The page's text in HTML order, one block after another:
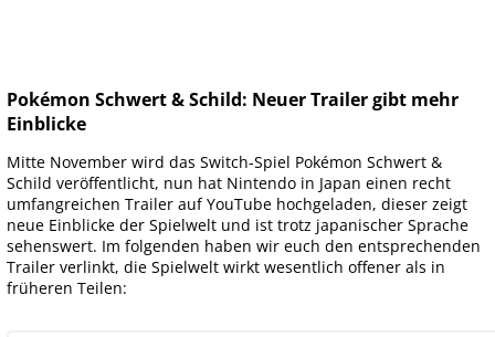
Pokémon Schwert & Schild: Neuer Trailer gibt mehr
Einblicke
Mitte November wird das Switch-Spiel Pokémon Schwert &
Schild veröffentlicht, nun hat Nintendo in Japan einen recht
umfangreichen Trailer auf YouTube hochgeladen, dieser zeigt
neue Einblicke der Spielwelt und ist trotz japanischer Sprache
sehenswert. Im folgenden haben wir euch den entsprechenden
Trailer verlinkt, die Spielwelt wirkt wesentlich offener als in
früheren Teilen: